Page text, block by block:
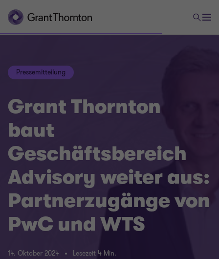
Pressemitteilung
Grant Thornton
baut
Geschäftsbereich
Advisory weiter aus:
Partnerzugänge von
PwC und WTS
14. Oktober 2024 Lesezeit 4 Min.